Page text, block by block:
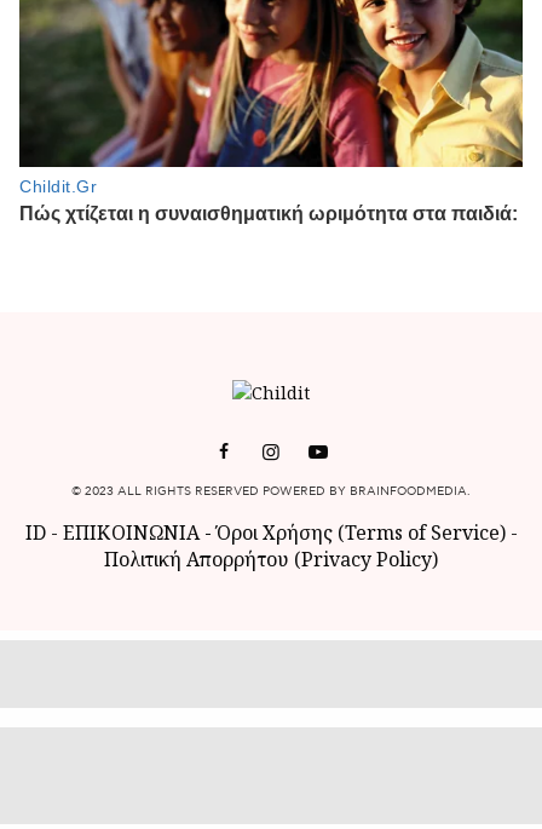
© 2023 ALL RIGHTS RESERVED POWERED BY BRAINFOODMEDIA.
ID- ΕΠΙΚΟΙΝΩΝΙΑ-Όροι Χρήσης (Terms of Service)-
Πολιτική Απορρήτου (Privacy Policy)